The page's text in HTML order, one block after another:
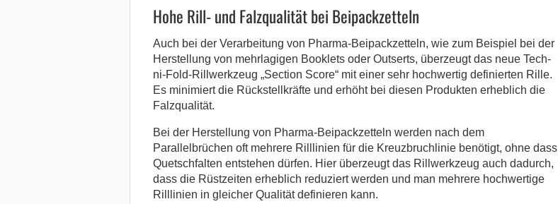
Hohe Rill- und Falzqualität bei Beipackzetteln
Auch bei der Verarbeitung von Pharma-Beipackzetteln, wie zum Beispiel bei der
Herstellung von mehrlagigen Booklets oder Outserts, überzeugt das neue Tech-
ni-Fold-Rillwerkzeug „Section Score“ mit einer sehr hochwertig definierten Rille.
Es minimiert die Rückstellkräfte und erhöht bei diesen Produkten erheblich die
Falzqualität.
Bei der Herstellung von Pharma-Beipackzetteln werden nach dem
Parallelbrüchen oft mehrere Rilllinien für die Kreuzbruchlinie benötigt, ohne dass
Quetschfalten entstehen dürfen. Hier überzeugt das Rillwerkzeug auch dadurch,
dass die Rüstzeiten erheblich reduziert werden und man mehrere hochwertige
Rilllinien in gleicher Qualität definieren kann.